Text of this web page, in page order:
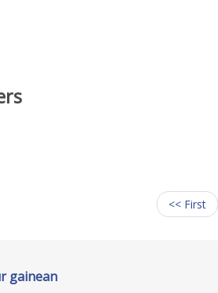
<< First
gainean